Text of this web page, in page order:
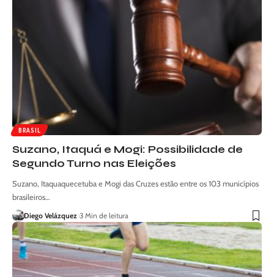
BRASIL
Suzano, Itaquá e Mogi: Possibilidade de
Segundo Turno nas Eleições
Suzano, Itaquaquecetuba e Mogi das Cruzes estão entre os 103 municípios
brasileiros…
Diego Velázquez 3 Min de leitura